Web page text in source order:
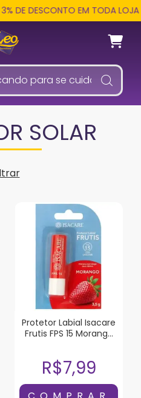
DE DESCONTO EM TODA LOJA
SOLAR
Protetor Labial Isacare
Frutis FPS 15 Morango
R$7,99